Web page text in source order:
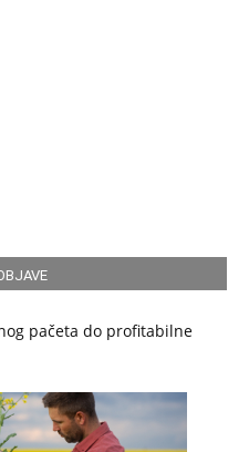
pačeta do profitabilne